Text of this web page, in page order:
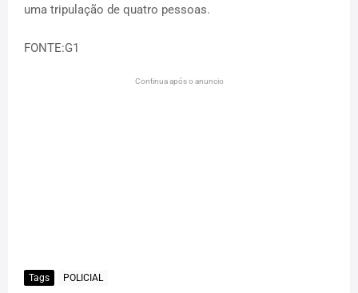
uma tripulação de quatro pessoas.
FONTE:G1
Continua após o anuncio
Tags POLICIAL